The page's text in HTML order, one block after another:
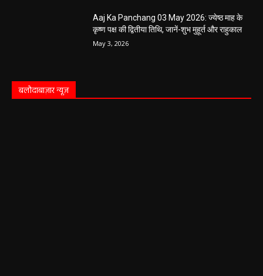
Aaj Ka Panchang 03 May 2026: ज्येष्ठ माह के
कृष्ण पक्ष की द्वितीया तिथि, जानें-शुभ मुहूर्त और राहुकाल
May 3, 2026
बलौदाबाज़ार न्यूज़